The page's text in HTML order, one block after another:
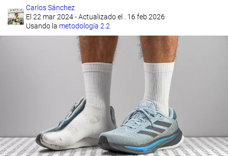
Carlos Sánchez
El 22 mar 2024- Actualizado el . 16 feb 2026
Usando la metodología 2.2